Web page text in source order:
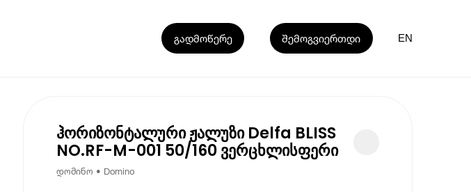
გადმოწერე შემოგვიერთდი EN
ჰორიზონტალური ჟალუზი Delfa BLISS
NO.RF-M-001 50/160 ვერცხლისფერი
დომინო • Domino